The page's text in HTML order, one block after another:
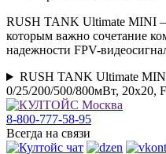
RUSH TANK Ultimate MINI
которым важно сочетание
надежности FPV-
RUSH TANK Ultimate
0/25/200/500/800мВт, 20x20,
8-800-777-58-95
Всегда на связи